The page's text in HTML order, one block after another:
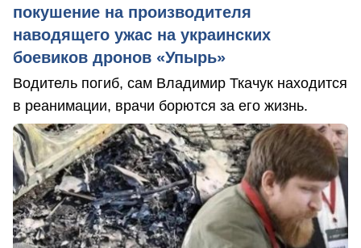
покушение на производителя
наводящего ужас на украинских
боевиков дронов «Упырь»
Водитель погиб, сам Владимир Ткачук находится
в реанимации, врачи борются за его жизнь.